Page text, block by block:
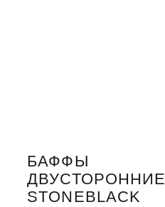
БАФФЫ
ДВУСТОРОННИЕ
STONEBLACK